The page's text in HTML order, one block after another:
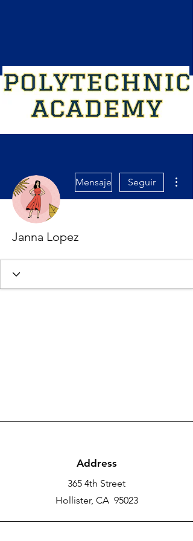
Mensaje Seguir
Janna Lopez
Address
365 4th Street
Hollister, CA 95023